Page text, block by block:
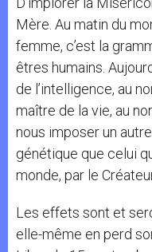
Mère. Au matin du
femme, c’est la
êtres humains.
de l’intelligence, au
maître de la vie, au
nous imposer un
génétique que celui
monde, par le
Les effets sont et
elle-même en perd